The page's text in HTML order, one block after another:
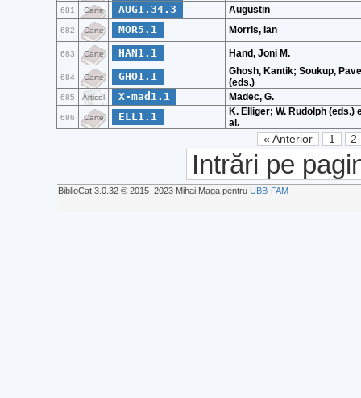
681 Carte AUG1.34.3 Augustin
682 Carte MOR5.1 Morris, Ian
683 Carte HAN1.1 Hand, Joni M.
684 Carte GHO1.1
Ghosh, Kantik; Soukup,
(eds.)
685 Articol X-mad1.1 Madec, G.
686 Carte ELL1.1
K. Elliger; W. Rudolph (eds.)
al.
« Anterior 1 2
Intrări pe
BiblioCat 3.0.32 © 2015‒2023 Mihai Maga pentru UBB-FAM